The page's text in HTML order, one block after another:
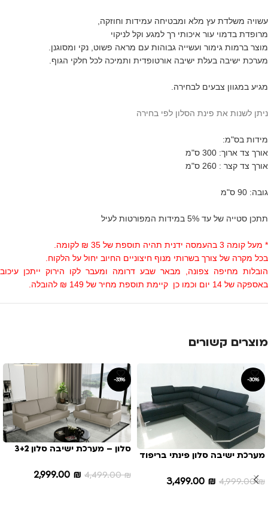
עשויה משלדת עץ מלא ומבטיחה עמידות וחוזקה,
מרופדת בדמוי עור איכותי רך למגע וקל לניקוי
מוצר ברמות גימור ועשייה גבוהות עם מראה פשוט, נקי ומסוגנן.
מערכת ישיבה בעלת ישיבה אורטופדית ותמיכה לכל חלקי הגוף.
מגיע במגוון צבעים לבחירה.
ניתן לשנות את פינת הסלון לפי בחירה
מידות בס"מ:
אורך צד ארוך: 300 ס"מ
אורך צד קצר : 260 ס"מ
גובה: 90 ס"מ
תתכן סטייה של עד 5% במידות המפורטות לעיל
* מעל קומה 3 בהעמסה ידנית תהיה תוספת של 35 ₪ לקומה.
בכל מקרה של צורך בשרותי מנוף חיצוניים החיוב יחול על הלקוח.
הובלות מחיפה צפונה, מבאר שבע דרומה ומעבר לקו הירוק ייתכן עיכוב
באספקה של 14 יום וכמו כן קיימת תוספת מחיר של 149 ₪ להובלה.
מוצרים קשורים
-30%
מערכת ישיבה סלון פינתי בריפוד
4,999.00₪
3,499.00 ₪
-33%
סלון – מערכת ישיבה סלון 3+2
4,499.00₪
2,999.00 ₪